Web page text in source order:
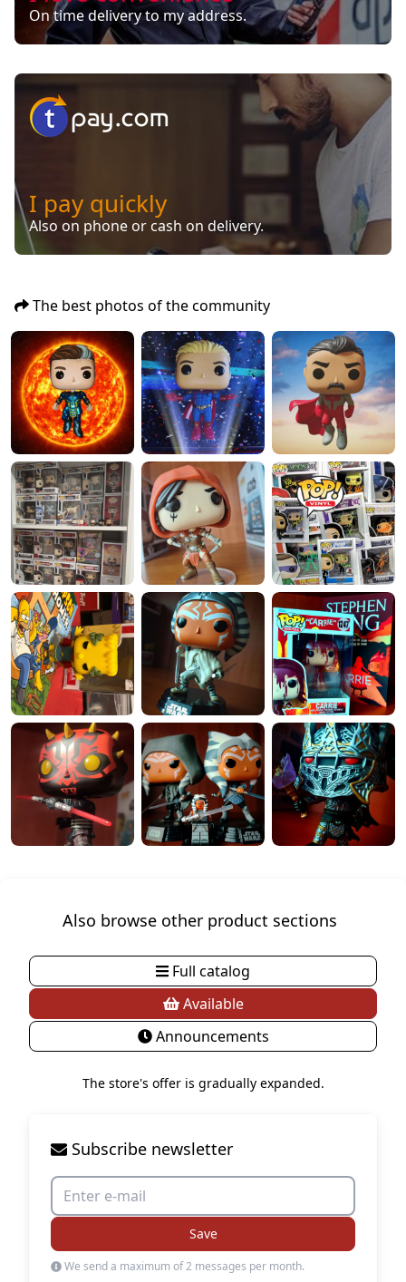
On time delivery to my address.
I pay quickly
Also on phone or cash on delivery.
The best photos of the community
Also browse other product sections
Full catalog
Available
Announcements
The store's offer is gradually expanded.
Subscribe newsletter
Save
We send a maximum of 2 messages per month.